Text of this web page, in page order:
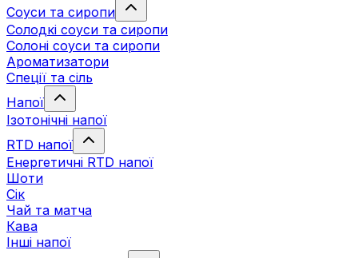
Соуси та сиропи
Солодкі соуси та сиропи
Солоні соуси та сиропи
Ароматизатори
Спеції та сіль
Напої
Ізотонічні напої
RTD напої
Енергетичні RTD напої
Шоти
Сік
Чай та матча
Кава
Інші напої